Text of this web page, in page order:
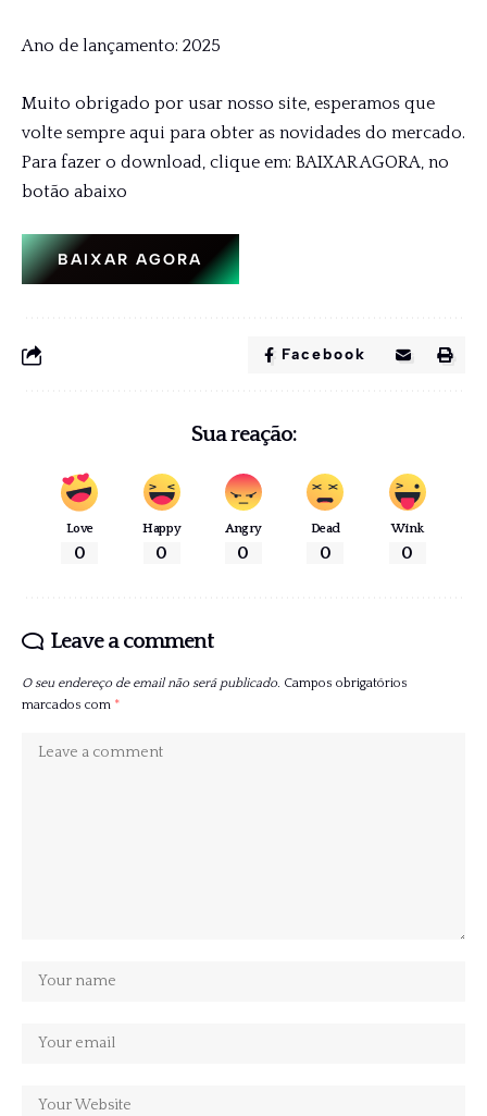
Ano de lançamento: 2025
Muito obrigado por usar nosso site, esperamos que
volte sempre aqui para obter as novidades do mercado.
Para fazer o download, clique em: BAIXAR AGORA, no
botão abaixo
BAIXAR AGORA
Facebook
Sua reação:
Love
0
Happy
0
Angry
0
Dead
0
Wink
0
Leave a comment
O seu endereço de email não será publicado. Campos obrigatórios
marcados com *